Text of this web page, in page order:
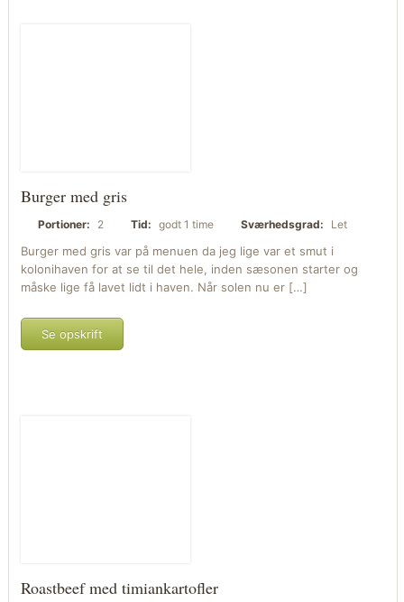
Burger med gris
Portioner: 2 Tid: godt 1 time Sværhedsgrad: Let
Burger med gris var på menuen da jeg lige var et smut i
kolonihaven for at se til det hele, inden sæsonen starter og
måske lige få lavet lidt i haven. Når solen nu er […]
Se opskrift
Roastbeef med timiankartofler